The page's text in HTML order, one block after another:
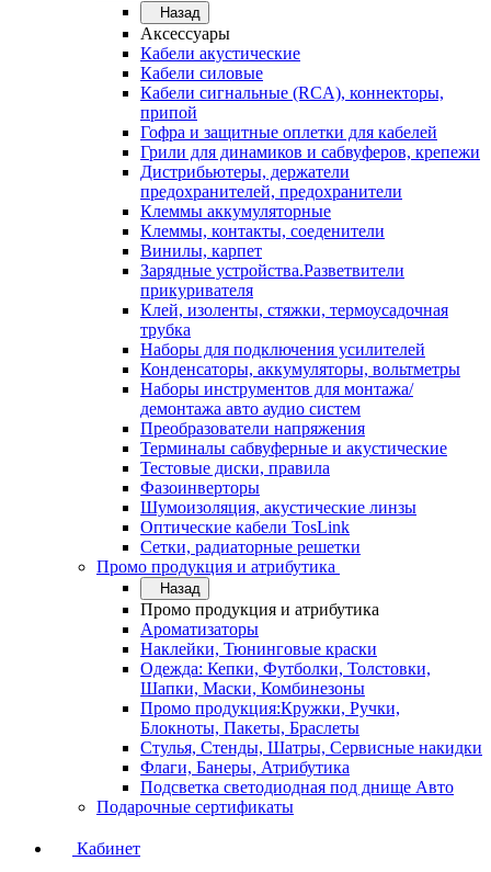
Назад
Аксессуары
Кабели акустические
Кабели силовые
Кабели сигнальные (RCA), коннекторы,
припой
Гофра и защитные оплетки для кабелей
Грили для динамиков и сабвуферов, крепежи
Дистрибьютеры, держатели
предохранителей, предохранители
Клеммы аккумуляторные
Клеммы, контакты, соеденители
Винилы, карпет
Зарядные устройства.Разветвители
прикуривателя
Клей, изоленты, стяжки, термоусадочная
трубка
Наборы для подключения усилителей
Конденсаторы, аккумуляторы, вольтметры
Наборы инструментов для монтажа/
демонтажа авто аудио систем
Преобразователи напряжения
Терминалы сабвуферные и акустические
Тестовые диски, правила
Фазоинверторы
Шумоизоляция, акустические линзы
Оптические кабели TosLink
Сетки, радиаторные решетки
Промо продукция и атрибутика
Назад
Промо продукция и атрибутика
Ароматизаторы
Наклейки, Тюнинговые краски
Одежда: Кепки, Футболки, Толстовки,
Шапки, Маски, Комбинезоны
Промо продукция:Кружки, Ручки,
Блокноты, Пакеты, Браслеты
Стулья, Стенды, Шатры, Сервисные накидки
Флаги, Банеры, Атрибутика
Подсветка светодиодная под днище Авто
Подарочные сертификаты
Кабинет